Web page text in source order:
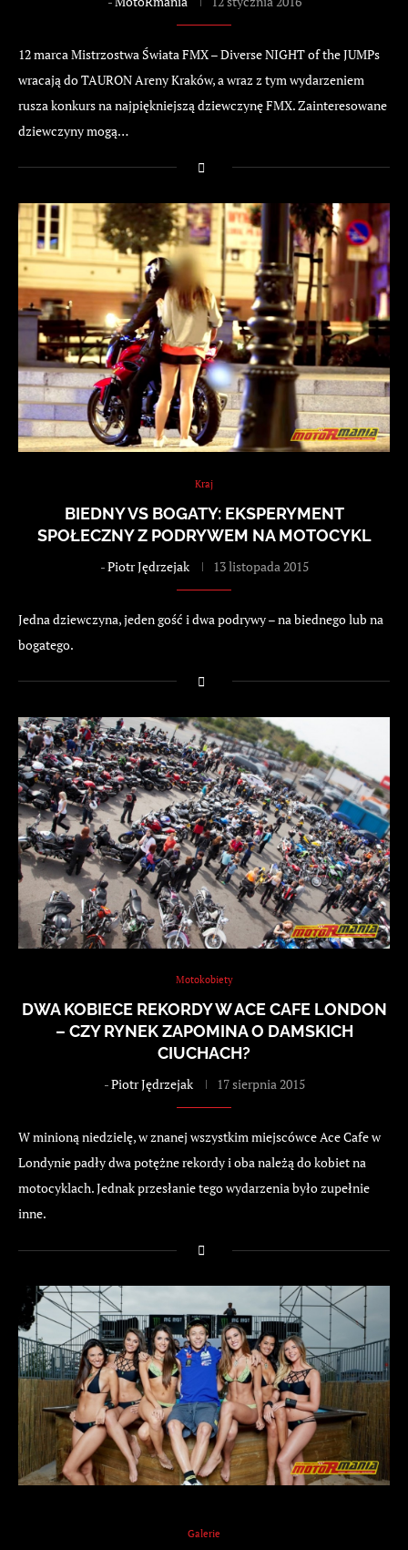
12 marca Mistrzostwa Świata FMX – Diverse NIGHT of the JUMPs
wracają do TAURON Areny Kraków, a wraz z tym wydarzeniem
rusza konkurs na najpiękniejszą dziewczynę FMX. Zainteresowane
dziewczyny mogą…
Kraj
BIEDNY VS BOGATY: EKSPERYMENT
SPOŁECZNY Z PODRYWEM NA MOTOCYKL
-Piotr Jędrzejak 13 listopada 2015
Jedna dziewczyna, jeden gość i dwa podrywy – na biednego lub na
bogatego.
Motokobiety
DWA KOBIECE REKORDY W ACE CAFE LONDON
– CZY RYNEK ZAPOMINA O DAMSKICH
CIUCHACH?
-Piotr Jędrzejak 17 sierpnia 2015
W minioną niedzielę, w znanej wszystkim miejscówce Ace Cafe w
Londynie padły dwa potężne rekordy i oba należą do kobiet na
motocyklach. Jednak przesłanie tego wydarzenia było zupełnie
inne.
Galerie